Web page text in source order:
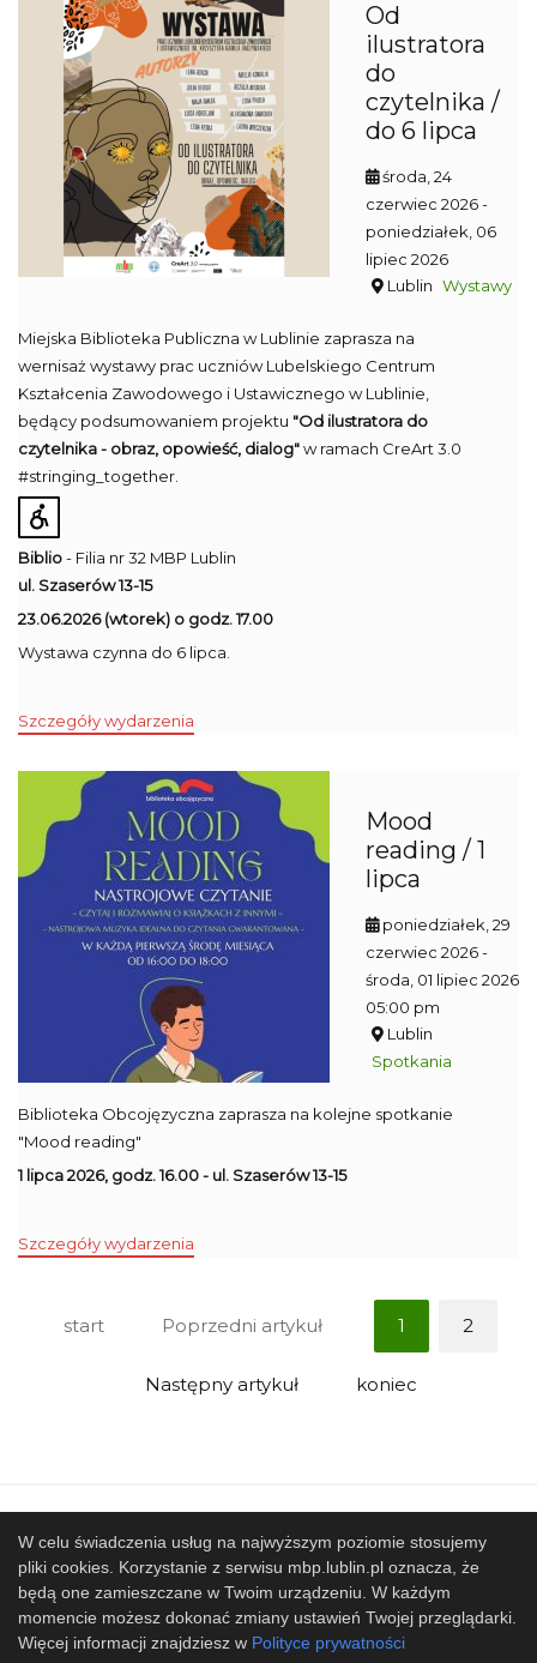
Od
ilustratora
do
czytelnika /
do 6 lipca
środa, 24
czerwiec 2026-
poniedziałek, 06
lipiec 2026
Lublin Wystawy
Miejska Biblioteka Publiczna w Lublinie zaprasza na
wernisaż wystawy prac uczniów Lubelskiego Centrum
Kształcenia Zawodowego i Ustawicznego w Lublinie,
będący podsumowaniem projektu "Od ilustratora do
czytelnika - obraz, opowieść, dialog"w ramach CreArt 3.0
#stringing_together.
Biblio- Filia nr 32 MBP Lublin
ul. Szaserów 13-15
23.06.2026 (wtorek) o godz. 17.00
Wystawa czynna do 6 lipca.
Szczegóły wydarzenia
Mood
reading / 1
lipca
poniedziałek, 29
czerwiec 2026-
środa, 01 lipiec 2026
05:00 pm
Lublin
Spotkania
Biblioteka Obcojęzyczna zaprasza na kolejne spotkanie
"Mood reading"
1 lipca 2026, godz. 16.00 - ul. Szaserów 13-15
Szczegóły wydarzenia
start Poprzedni artykuł 1 2
Następny artykuł koniec
Współpracujemy
© 2017 Miejska Biblioteka Publiczna im. Hieronima
Łopacińskiego w Lublinie
W celu świadczenia usług na najwyższym poziomie stosujemy
pliki cookies. Korzystanie z serwisu mbp.lublin.pl oznacza, że
będą one zamieszczane w Twoim urządzeniu. W każdym
momencie możesz dokonać zmiany ustawień Twojej przeglądarki.
Więcej informacji znajdziesz w Polityce prywatności